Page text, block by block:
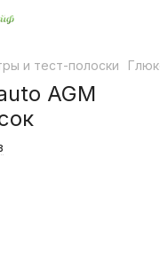
и тест-полоски
AGM